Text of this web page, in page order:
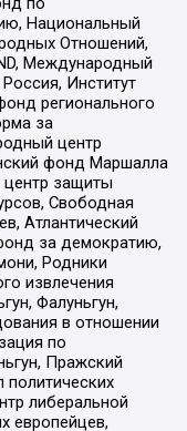
Национальный
Отношений,
Международный
Институт
регионального
за
центр
фонд Маршалла
защиты
Свободная
Атлантический
за демократию,
Родники
извлечения
Фалуньгун,
в отношении
по
Пражский
либеральной
европейцев,